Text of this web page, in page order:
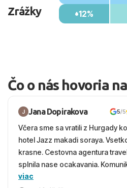
Zrážky
12%
Čo o nás hovoria
Jana Dopirakova 5/5
Včera sme sa vratili z Hurgady
hotel Jazz makadi soraya.
krasne. Cestovna agentura
splnila nase ocakavania.
panom Michalinom uzasna a
viac